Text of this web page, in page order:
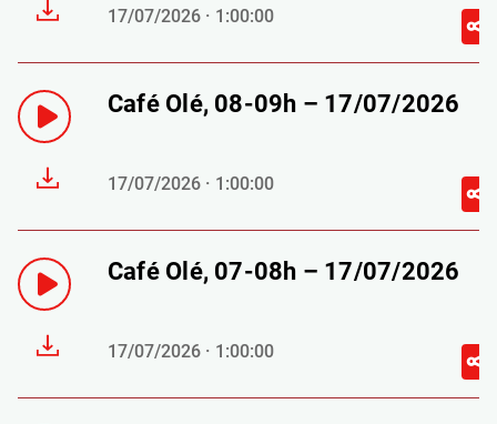
17/07/2026 · 1:00:00
Café Olé, 08-09h – 17/07/2026
17/07/2026 · 1:00:00
Café Olé, 07-08h – 17/07/2026
17/07/2026 · 1:00:00